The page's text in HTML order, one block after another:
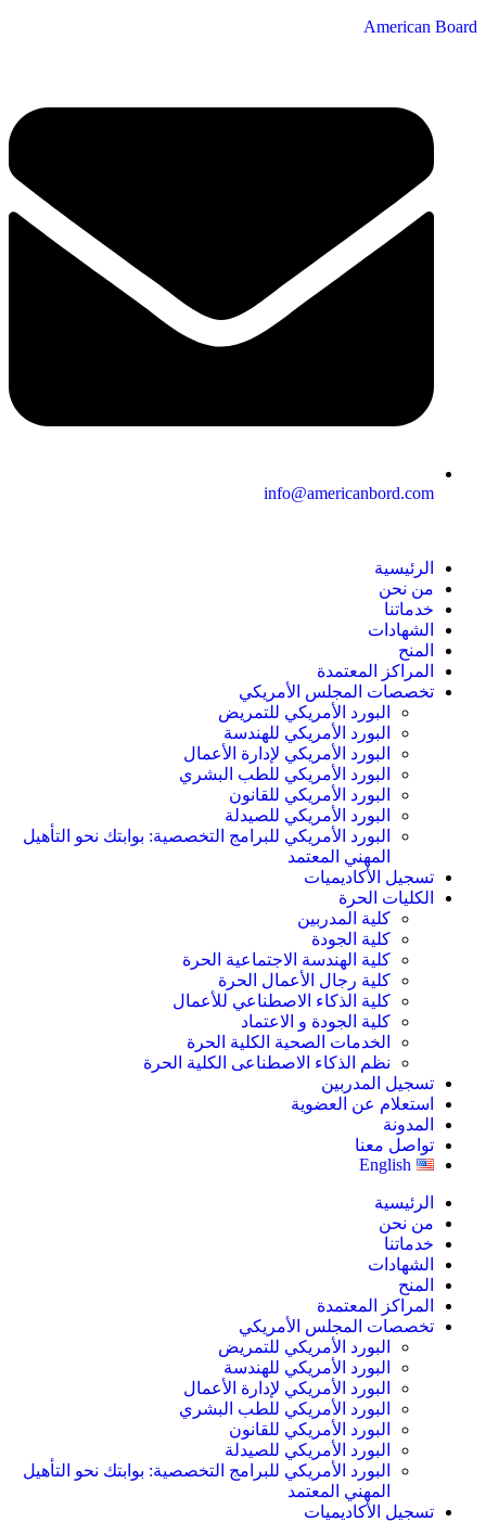
American Board
info@americanbord.com
الرئيسية
من نحن
خدماتنا
الشهادات
المنح
المراكز المعتمدة
تخصصات المجلس الأمريكي
البورد الأمريكي للتمريض
البورد الأمريكي للهندسة
البورد الأمريكي لإدارة الأعمال
البورد الأمريكي للطب البشري
البورد الأمريكي للقانون
البورد الأمريكي للصيدلة
البورد الأمريكي للبرامج التخصصية: بوابتك نحو التأهيل
المهني المعتمد
تسجيل الأكاديميات
الكليات الحرة
كلية المدربين
كلية الجودة
كلية الهندسة الاجتماعية الحرة
كلية رجال الأعمال الحرة
كلية الذكاء الاصطناعي للأعمال
كلية الجودة و الاعتماد
الخدمات الصحية الكلية الحرة
نظم الذكاء الاصطناعى الكلية الحرة
تسجيل المدربين
استعلام عن العضوية
المدونة
تواصل معنا
English
الرئيسية
من نحن
خدماتنا
الشهادات
المنح
المراكز المعتمدة
تخصصات المجلس الأمريكي
البورد الأمريكي للتمريض
البورد الأمريكي للهندسة
البورد الأمريكي لإدارة الأعمال
البورد الأمريكي للطب البشري
البورد الأمريكي للقانون
البورد الأمريكي للصيدلة
البورد الأمريكي للبرامج التخصصية: بوابتك نحو التأهيل
المهني المعتمد
تسجيل الأكاديميات